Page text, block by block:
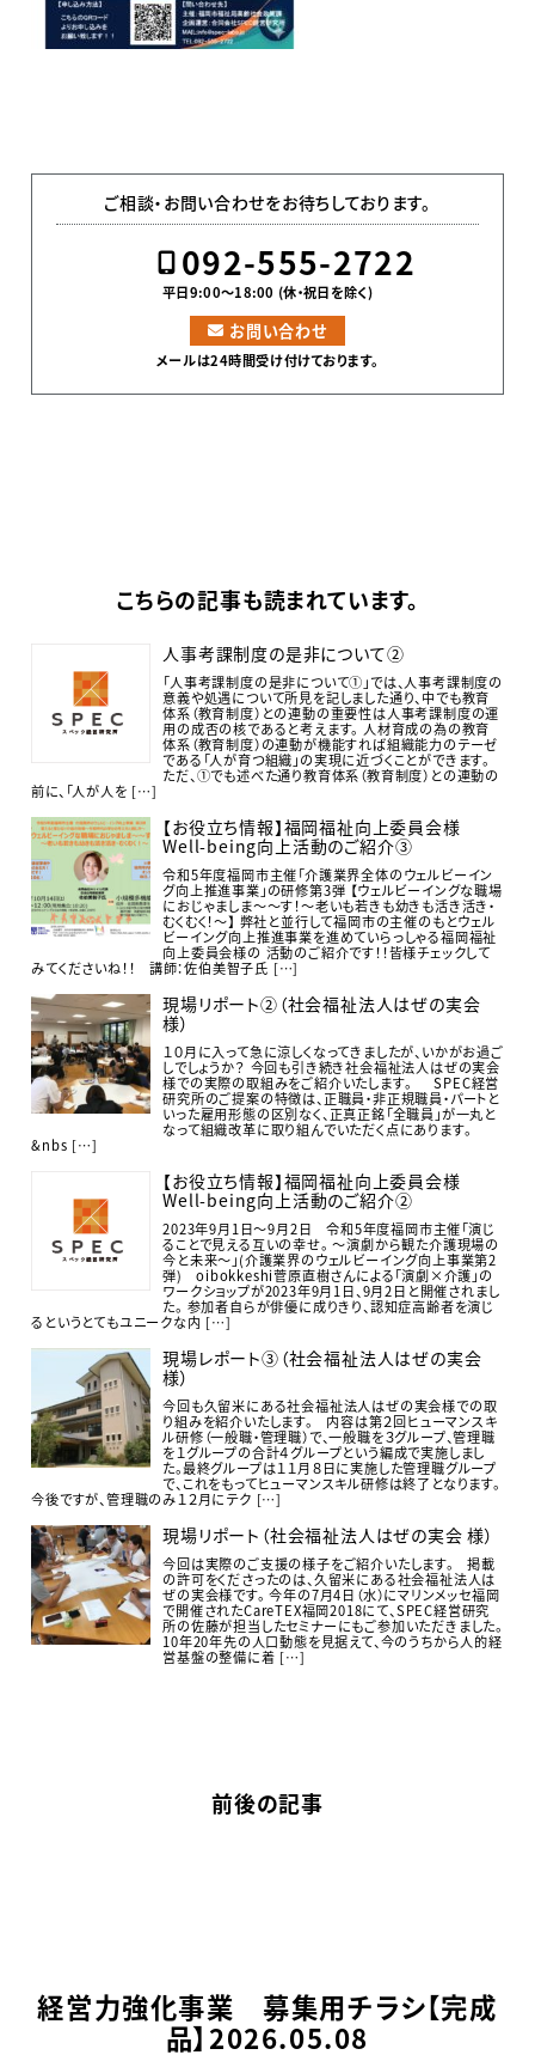
ご相談・お問い合わせをお待ちしております。
092-555-2722
平日9:00〜18:00 (休・祝日を除く)
お問い合わせ
メールは24時間受け付けております。
こちらの記事も読まれています。
人事考課制度の是非について②
「人事考課制度の是非について①」では、人事考課制度の
意義や処遇について所見を記しました通り、中でも教育
体系（教育制度）との連動の重要性は人事考課制度の運
用の成否の核であると考えます。 人材育成の為の教育
体系（教育制度）の連動が機能すれば組織能力のテーゼ
である「人が育つ組織」の実現に近づくことができます。
ただ、①でも述べた通り教育体系（教育制度）との連動の
前に、「人が人を […]
【お役立ち情報】福岡福祉向上委員会様
Well-being向上活動のご紹介③
令和5年度福岡市主催「介護業界全体のウェルビーイン
グ向上推進事業」の研修第3弾 【ウェルビーイングな職場
におじゃましま～～す！～老いも若きも幼きも活き活き・
むくむく！～】 弊社と並行して福岡市の主催のもとウェル
ビーイング向上推進事業を進めていらっしゃる福岡福祉
向上委員会様の 活動のご紹介です！！皆様チェックして
みてくださいね！！ 講師：佐伯美智子氏 […]
現場リポート②（社会福祉法人はぜの実会
様）
１０月に入って急に涼しくなってきましたが、いかがお過ご
しでしょうか？ 今回も引き続き社会福祉法人はぜの実会
様での実際の取組みをご紹介いたします。 SPEC経営
研究所のご提案の特徴は、正職員・非正規職員・パートと
いった雇用形態の区別なく、正真正銘「全職員」が一丸と
なって組織改革に取り組んでいただく点にあります。
&nbs […]
【お役立ち情報】福岡福祉向上委員会様
Well-being向上活動のご紹介②
2023年9月1日～9月2日 令和5年度福岡市主催「演じ
ることで見える互いの幸せ。 ～演劇から観た介護現場の
今と未来～」(介護業界のウェルビーイング向上事業第2
弾) oibokkeshi菅原直樹さんによる「演劇×介護」の
ワークショップが2023年9月1日、9月2日と開催されまし
た。 参加者自らが俳優に成りきり、認知症高齢者を演じ
るというとてもユニークな内 […]
現場レポート③（社会福祉法人はぜの実会
様）
今回も久留米にある社会福祉法人はぜの実会様での取
り組みを紹介いたします。 内容は第２回ヒューマンスキ
ル研修（一般職・管理職）で、一般職を３グループ、管理職
を１グループの合計４グループという編成で実施しまし
た。最終グループは１１月８日に実施した管理職グループ
で、これをもってヒューマンスキル研修は終了となります。
今後ですが、管理職のみ１２月にテク […]
現場リポート（社会福祉法人はぜの実会 様）
今回は実際のご支援の様子をご紹介いたします。 掲載
の許可をくださったのは、久留米にある社会福祉法人は
ぜの実会様です。 今年の7月4日（水）にマリンメッセ福岡
で開催されたCareTEX福岡2018にて、SPEC経営研究
所の佐藤が担当したセミナーにもご参加いただきました。
10年20年先の人口動態を見据えて、今のうちから人的経
営基盤の整備に着 […]
前後の記事
経営力強化事業 募集用チラシ【完成
品】2026.05.08